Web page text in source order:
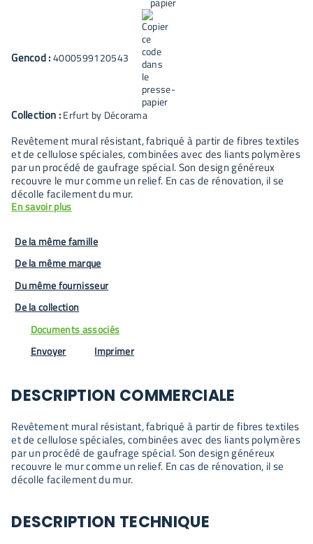
Gencod :4000599120543
Collection :Erfurt by Décorama
Revêtement mural résistant, fabriqué à partir de fibres textiles
et de cellulose spéciales, combinées avec des liants polymères
par un procédé de gaufrage spécial. Son design généreux
recouvre le mur comme un relief. En cas de rénovation, il se
décolle facilement du mur.
En savoir plus
De la même famille
De la même marque
Du même fournisseur
De la collection
Documents associés
Envoyer
Imprimer
DESCRIPTION COMMERCIALE
Revêtement mural résistant, fabriqué à partir de fibres textiles
et de cellulose spéciales, combinées avec des liants polymères
par un procédé de gaufrage spécial. Son design généreux
recouvre le mur comme un relief. En cas de rénovation, il se
décolle facilement du mur.
DESCRIPTION TECHNIQUE